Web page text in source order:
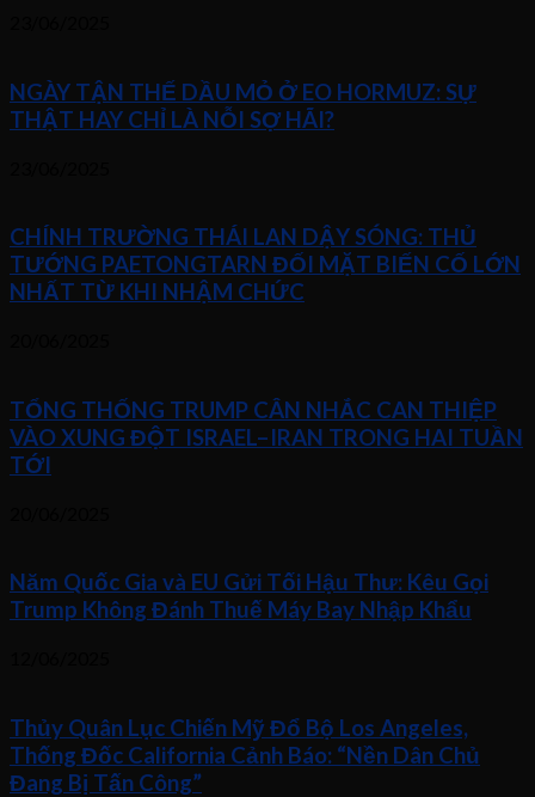
NGÀY TẬN THẾ DẦU MỎ Ở EO HORMUZ: SỰ
THẬT HAY CHỈ LÀ NỖI SỢ HÃI?
CHÍNH TRƯỜNG THÁI LAN DẬY SÓNG: THỦ
TƯỚNG PAETONGTARN ĐỐI MẶT BIẾN CỐ LỚN
NHẤT TỪ KHI NHẬM CHỨC
TỔNG THỐNG TRUMP CÂN NHẮC CAN THIỆP
VÀO XUNG ĐỘT ISRAEL–IRAN TRONG HAI TUẦN
TỚI
Năm Quốc Gia và EU Gửi Tối Hậu Thư: Kêu Gọi
Trump Không Đánh Thuế Máy Bay Nhập Khẩu
Thủy Quân Lục Chiến Mỹ Đổ Bộ Los Angeles,
Thống Đốc California Cảnh Báo: “Nền Dân Chủ
Đang Bị Tấn Công”